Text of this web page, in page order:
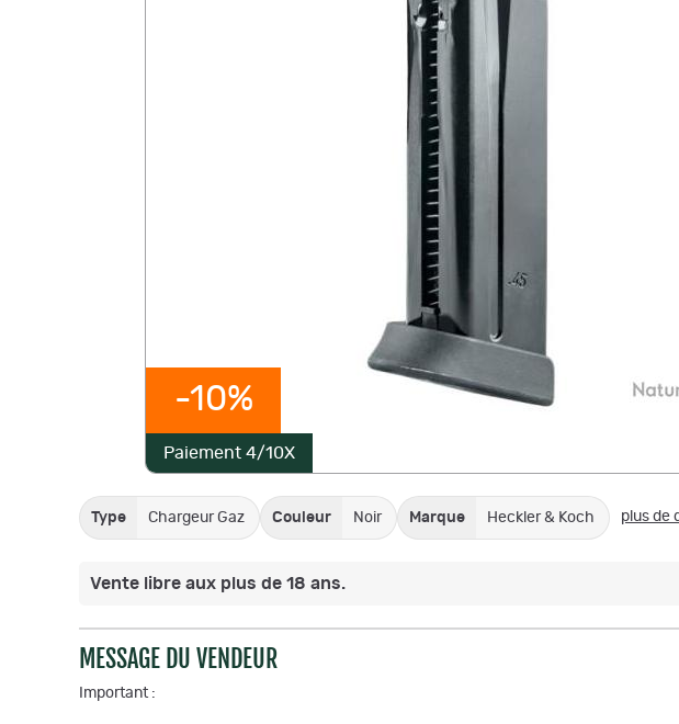
-10%
Paiement 4/10X
Type Chargeur Gaz Couleur Noir Marque Heckler & Koch plus de
Vente libre aux plus de 18 ans.
MESSAGE DU VENDEUR
Important :